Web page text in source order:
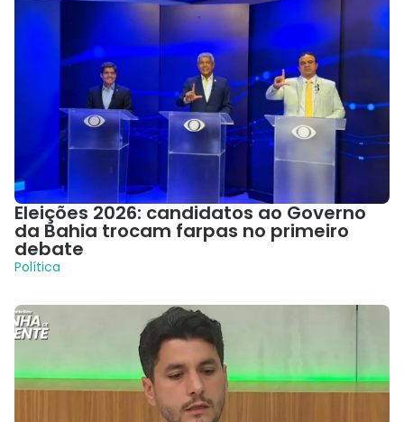
Eleições 2026: candidatos ao Governo
da Bahia trocam farpas no primeiro
debate
Política